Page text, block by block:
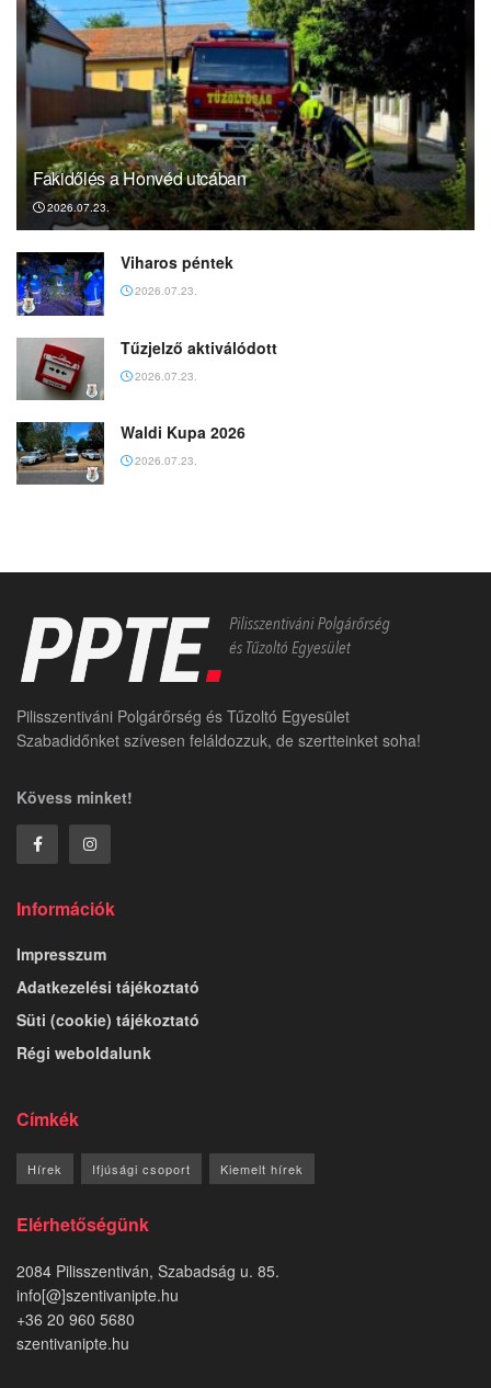
Fakidőlés a Honvéd utcában
2026.07.23.
Viharos péntek
2026.07.23.
Tűzjelző aktiválódott
2026.07.23.
Waldi Kupa 2026
2026.07.23.
Pilisszentiváni Polgárőrség és Tűzoltó Egyesület
Szabadidőnket szívesen feláldozzuk, de szertteinket soha!
Kövess minket!
Információk
Impresszum
Adatkezelési tájékoztató
Süti (cookie) tájékoztató
Régi weboldalunk
Címkék
Hírek Ifjúsági csoport Kiemelt hírek
Elérhetőségünk
2084 Pilisszentiván, Szabadság u. 85.
info[@]szentivanipte.hu
+36 20 960 5680
szentivanipte.hu